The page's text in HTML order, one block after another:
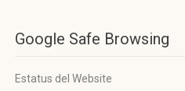
Google Safe Browsing
Estatus del Website